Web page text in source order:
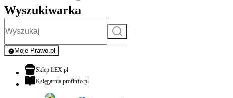
Wyszukiwarka
Szukaj
Moje Prawo.pl
- rejestracja i logowanie do serwisu
Sklep LEX.plotwiera się w nowej karcie
Księgarnia profinfo.plotwiera się w nowej karcie